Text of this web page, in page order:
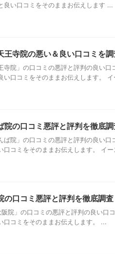
良い口コミをそのままお伝えします ...
王寺院の悪い＆良い口コミを調
寺院」の口コミの悪評と評判の良い
口コミをそのままお伝えします。
院の口コミ悪評と評判を徹底調
ば院」の口コミの悪評と評判の良い
コミをそのままお伝えします。 イ
の口コミ悪評と評判を徹底調査
院」の口コミの悪評と評判の良い口
口コミをそのままお伝えします。 ...